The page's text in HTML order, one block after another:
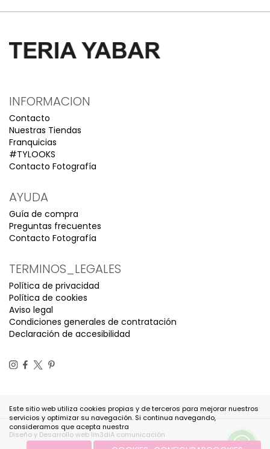
INFORMACION
Contacto
Nuestras Tiendas
Franquicias
#TYLOOKS
Contacto Fotografía
AYUDA
Guía de compra
Preguntas frecuentes
Contacto Fotografía
TERMINOS_LEGALES
Política de privacidad
Política de cookies
Aviso legal
Condiciones generales de contratación
Declaración de accesibilidad
Diseño y Desarrollo web Im3diA comunicación
Este sitio web utiliza cookies propias y de terceros para mejorar nuestros
servicios y optimizar su navegación. Si continua navegando,
consideramos que acepta nuestra